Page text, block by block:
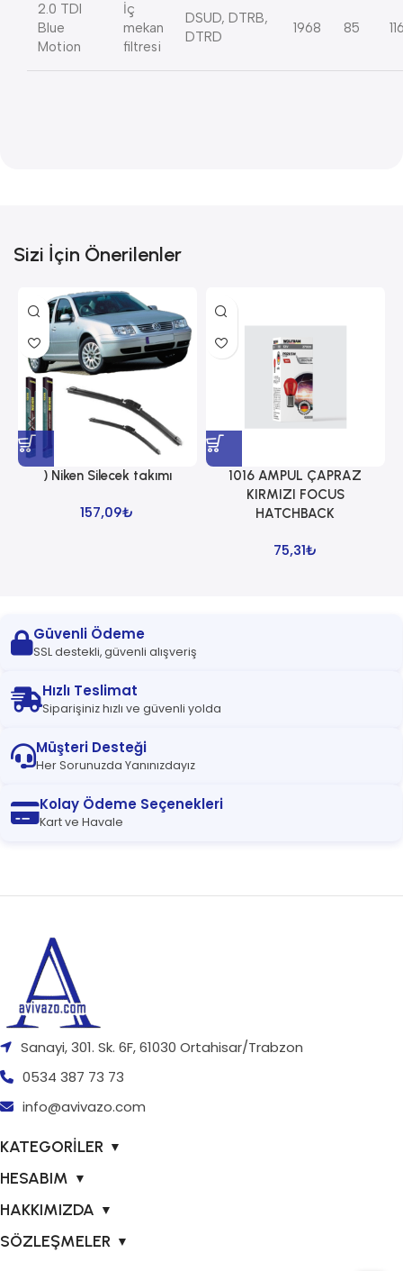
2.0 TDI
Blue
Motion
İç
mekan
filtresi
DSUD, DTRB,
DTRD
1968 85
Sizi İçin Önerilenler
) Niken Silecek takımı
157,09₺
1016 AMPUL ÇAPRAZ
KIRMIZI FOCUS
HATCHBACK
75,31₺
Güvenli Ödeme
SSL destekli, güvenli alışveriş
Hızlı Teslimat
Siparişiniz hızlı ve güvenli yolda
Müşteri Desteği
Her Sorunuzda Yanınızdayız
Kolay Ödeme Seçenekleri
Kart ve Havale
Sanayi, 301. Sk. 6F, 61030 Ortahisar/Trabzon
0534 387 73 73
info@avivazo.com
KATEGORİLER ▼
HESABIM ▼
HAKKIMIZDA ▼
SÖZLEŞMELER ▼